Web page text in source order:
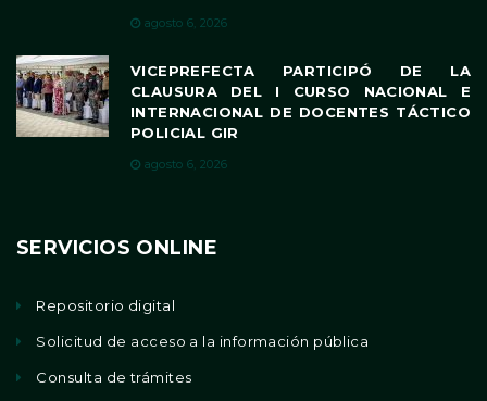
agosto 6, 2026
VICEPREFECTA PARTICIPÓ DE LA
CLAUSURA DEL I CURSO NACIONAL E
INTERNACIONAL DE DOCENTES TÁCTICO
POLICIAL GIR
agosto 6, 2026
SERVICIOS ONLINE
Repositorio digital
Solicitud de acceso a la información pública
Consulta de trámites